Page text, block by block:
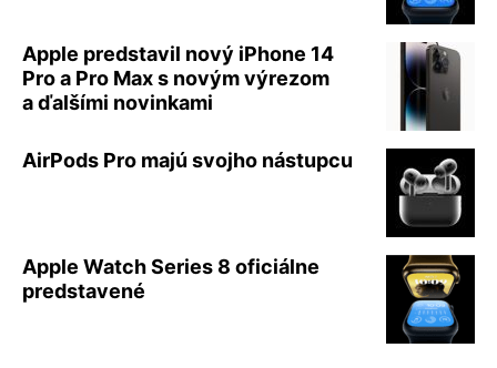
Apple predstavil nový iPhone 14
Pro a Pro Max s novým výrezom
a ďalšími novinkami
AirPods Pro majú svojho nástupcu
Apple Watch Series 8 oficiálne
predstavené